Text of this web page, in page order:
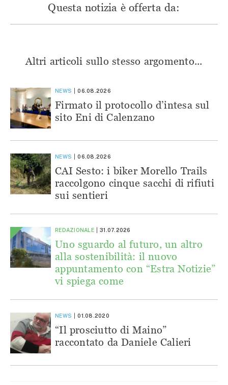
Questa notizia è offerta da:
Altri articoli sullo stesso argomento...
NEWS 06.08.2026
Firmato il protocollo d’intesa sul
sito Eni di Calenzano
NEWS 06.08.2026
CAI Sesto: i biker Morello Trails
raccolgono cinque sacchi di rifiuti
sui sentieri
REDAZIONALE 31.07.2026
Uno sguardo al futuro, un altro
alla sostenibilità: il nuovo
appuntamento con “Estra Notizie”
vi spiega come
NEWS 01.08.2020
“Il prosciutto di Maino”
raccontato da Daniele Calieri